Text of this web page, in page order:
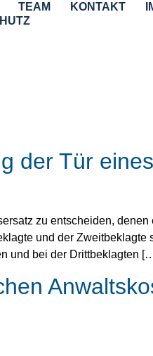
TEAM KONTAKT
der Tür
zu entscheiden,
und der Zweitbeklagte
und bei der Drittbeklagten